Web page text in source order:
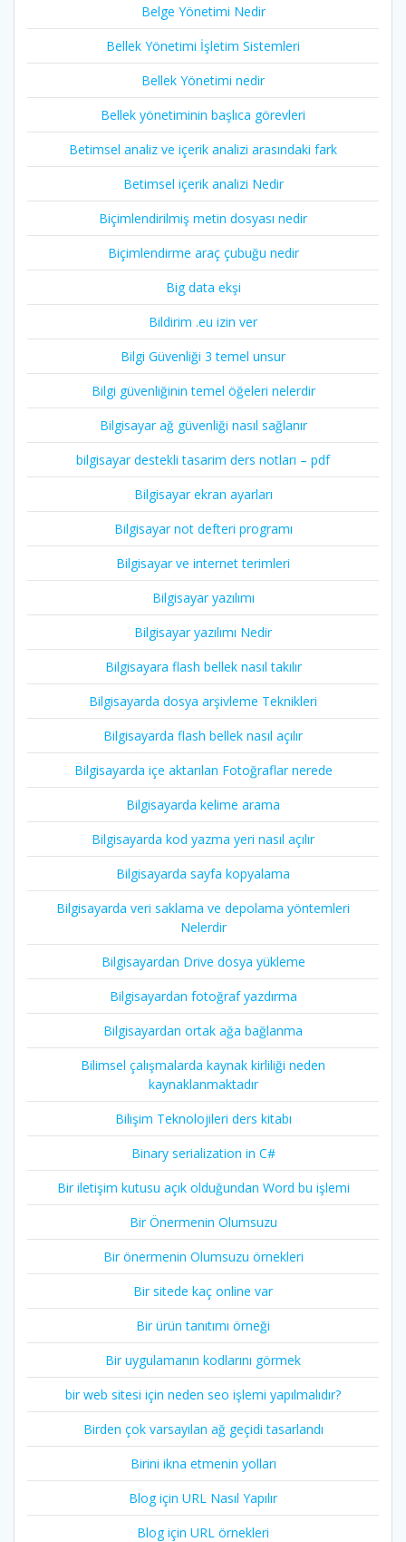
Belge Yönetimi Nedir
Bellek Yönetimi İşletim Sistemleri
Bellek Yönetimi nedir
Bellek yönetiminin başlıca görevleri
Betimsel analiz ve içerik analizi arasındaki fark
Betimsel içerik analizi Nedir
Biçimlendirilmiş metin dosyası nedir
Biçimlendirme araç çubuğu nedir
Big data ekşi
Bildirim .eu izin ver
Bilgi Güvenliği 3 temel unsur
Bilgi güvenliğinin temel öğeleri nelerdir
Bilgisayar ağ güvenliği nasıl sağlanır
bilgisayar destekli tasarim ders notları – pdf
Bilgisayar ekran ayarları
Bilgisayar not defteri programı
Bilgisayar ve internet terimleri
Bilgisayar yazılımı
Bilgisayar yazılımı Nedir
Bilgisayara flash bellek nasıl takılır
Bilgisayarda dosya arşivleme Teknikleri
Bilgisayarda flash bellek nasıl açılır
Bilgisayarda içe aktarılan Fotoğraflar nerede
Bilgisayarda kelime arama
Bilgisayarda kod yazma yeri nasıl açılır
Bilgisayarda sayfa kopyalama
Bilgisayarda veri saklama ve depolama yöntemleri
Nelerdir
Bilgisayardan Drive dosya yükleme
Bilgisayardan fotoğraf yazdırma
Bilgisayardan ortak ağa bağlanma
Bilimsel çalışmalarda kaynak kirliliği neden
kaynaklanmaktadır
Bilişim Teknolojileri ders kitabı
Binary serialization in C#
Bir iletişim kutusu açık olduğundan Word bu işlemi
Bir Önermenin Olumsuzu
Bir önermenin Olumsuzu örnekleri
Bir sitede kaç online var
Bir ürün tanıtımı örneği
Bir uygulamanın kodlarını görmek
bir web sitesi için neden seo işlemi yapılmalıdır?
Birden çok varsayılan ağ geçidi tasarlandı
Birini ikna etmenin yolları
Blog için URL Nasıl Yapılır
Blog için URL örnekleri